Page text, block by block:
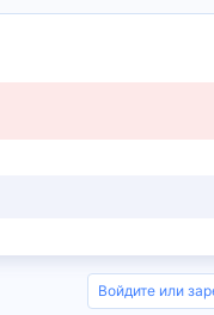
Войдите или